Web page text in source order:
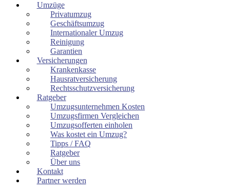
Umzüge
Privatumzug
Geschäftsumzug
Internationaler Umzug
Reinigung
Garantien
Versicherungen
Krankenkasse
Hausratversicherung
Rechtsschutzversicherung
Ratgeber
Umzugsunternehmen Kosten
Umzugsfirmen Vergleichen
Umzugsofferten einholen
Was kostet ein Umzug?
Tipps / FAQ
Ratgeber
Über uns
Kontakt
Partner werden